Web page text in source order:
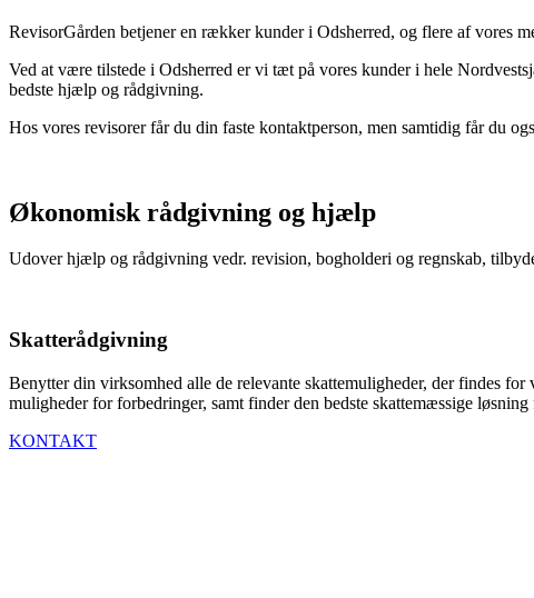
RevisorGården betjener en rækker kunder i Odsherred, og flere af vores
Ved at være tilstede i Odsherred er vi tæt på vores kunder i hele
bedste hjælp og rådgivning.
Hos vores revisorer får du din faste kontaktperson, men samtidig får du
Økonomisk rådgivning og hjælp
Udover hjælp og rådgivning vedr. revision, bogholderi og regnskab,
Skatterådgivning
Benytter din virksomhed alle de relevante skattemuligheder, der findes
muligheder for forbedringer, samt finder den bedste skattemæssige
KONTAKT